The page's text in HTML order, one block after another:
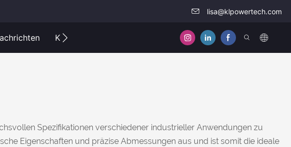
lisa@klpowertech.com
Kontaktieren Sie uns
Spezifikationen verschiedener industrieller Anwendungen zu
Eigenschaften und präzise Abmessungen aus und ist somit die ideale